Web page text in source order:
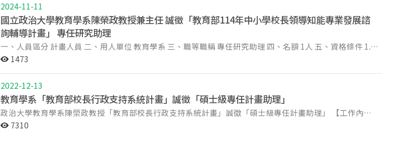
收件，請於截止日前將所需檔案上傳至表單連結：
https://docs.google.com/forms/d/e/1FAIpQLSdIBVW9uNdXssuLYpWBZU00chVp19qbQTT-JKkac5PV-
e93aw/viewform?usp=header 逾期或資料不齊者，恕無法受理。 師培中心 黃組員 電話：(02)2939-
3091#60018;E-mail：aq9322@nccu.edu.tw 上傳資料截止日期 民國115年3月2日23:59前。 備註：如因總
容量過載或其他原因致無法上傳著作或證明文件電子檔時，請您：一、可將著作或證明文件檔案另行儲存於
其他雲端硬碟，並在上述無法上傳檔案之對應欄位上傳1個word/odt檔，註明「本欄位資料另存於雲端硬
碟 (或隨身碟)」，並請附雲端硬碟網址。二、或將檔案儲存於隨身碟，以掛號郵寄或快遞送至「臺北市文山
區指南路二段64號 國立政治大學教育學院辦公室收」，郵寄或快遞資料務請於115年3月2日前送達(郵戳為
憑)，逾期恕無法受理。 ↓更多資訊敬請參考國立政治大學教育學院教師徵聘手冊↓
https://reurl.cc/Xqdvp7
課經驗或能力者優先考量 檢附相關證明及其他說明事項 需檢附之相關證書及文件：(請至雲端表單填寫及上
傳) 個人履歷表及自傳。 博士學位證書(若為博士候選人最晚須於起聘日前取得博士學位並提出具論文口試
通過之正式證明)及學經歷證明影本。(錄取後驗正本，如為外國學歷，請於相關駐外館處辦妥驗證） 博士班
成績單(已具助理教授以上資格者免附此項，需另提供教師證書影本) 大學教師證書及其他有利證明。 著作
目錄清單(包含博士論文題目)，同步註明論文發表之期刊所收錄之資料庫(例如：SSCI、SCI(E)、TSSCI、
國科會研究計畫，請註明)。 學術專長、可任教領域及大學授課經驗，並檢附至少三門有授課經驗或可任教
課程之教學大綱(含英語授課)。 曾獲得國內外獎項、榮譽或證照。 其他助審資料。 資料上傳方式與聯絡人
本次應徵資料採雲端收件，請於截止日前將所需檔案上傳至表單連結：
【https://forms.gle/izzduo5K5gpruUND9】逾期或資料不齊者，恕無法受理。 教育學系 李小姐 電話：
(02)2939-3091#62331; E-mail：jieru14@nccu.edu.tw 上傳資料截止日期 民國115年3月2日23:59前。 備
2024-11-11
國立政治大學教育學系陳榮政教授兼主任 誠徵「教育部114年中小學校長領導知能專業發展諮
詢輔導計畫」 專任研究助理
一、人員區分 計畫人員 二、用人單位 教育學系 三、職等職稱 專任研究助理 四、名額 1人 五、資格條件 1.
學歷及經歷：碩士級以上。 2. 撰寫報告能力。 3. 資料蒐集、匯整與研究分析能力。 4. 學校行政處理能力。
料更新。 4. 分析相關計畫之調查研究與回饋，作為整體校長計畫規劃之參據。 5. 計畫主持人交辦事項。
七、工作時間 依本校規定上班時間。 八、工作待遇 依教育部計畫支給標準辦理 九、工作地點 國立政治大學
教育學系主任辦公室 十、應繳交資料 1. 中文履歷、中文自傳（含照片）。 2. 學經歷證書影本。 3. 畢業論文
或相關研究著作。 4. 其他可供參考之資料。 十一、收件截止日 請於113年11月22日（五）18:00以前，以附
1473
2022-12-13
教育學系「教育部校長行政支持系統計畫」誠徵「碩士級專任計畫助理」
政治大學教育學系陳榮政教授「教育部校長行政支持系統計畫」誠徵「碩士級專任計畫助理」 【工作內容
說明】 1. 參與計畫之各地國中小校長聯繫網絡建立、學者專家之諮詢聯繫、相關會議召開與訪視工作協
7310